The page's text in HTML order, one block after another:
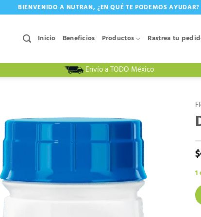
BIENVENIDO A NUTRAN, ¿EN QUÉ TE PODEMOS AYUDAR?
Inicio Beneficios Productos Rastrea tu
Envío a TODO México
$
1